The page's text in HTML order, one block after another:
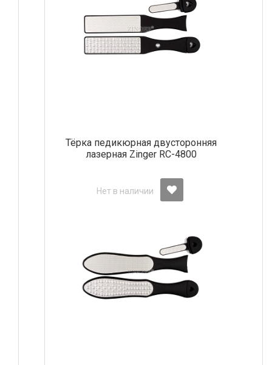
Тёрка педикюрная двусторонняя
лазерная Zinger RC-4800
Нет в наличии